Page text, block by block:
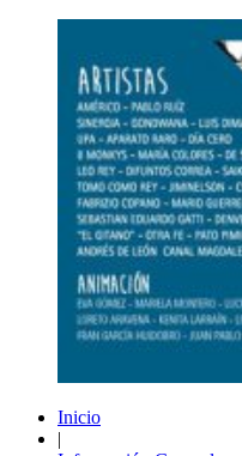
Inicio
|